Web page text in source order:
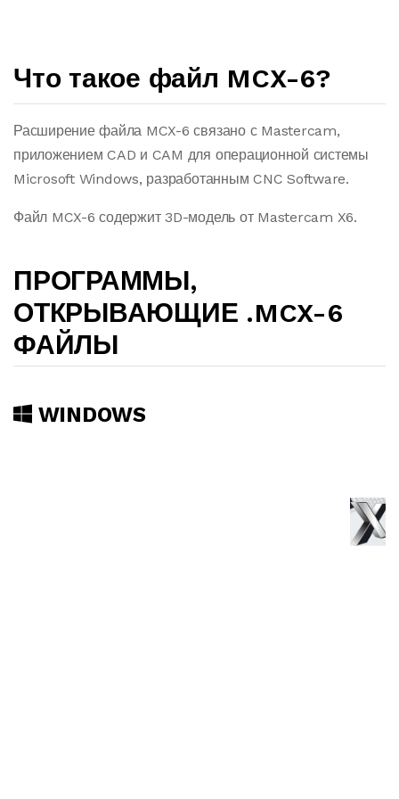
Что такое файл MCX-6?
Расширение файла MCX-6 связано с Mastercam,
приложением CAD и CAM для операционной системы
Microsoft Windows, разработанным CNC Software.
Файл MCX-6 содержит 3D-модель от Mastercam X6.
ПРОГРАММЫ,
ОТКРЫВАЮЩИЕ .MCX-6
ФАЙЛЫ
WINDOWS